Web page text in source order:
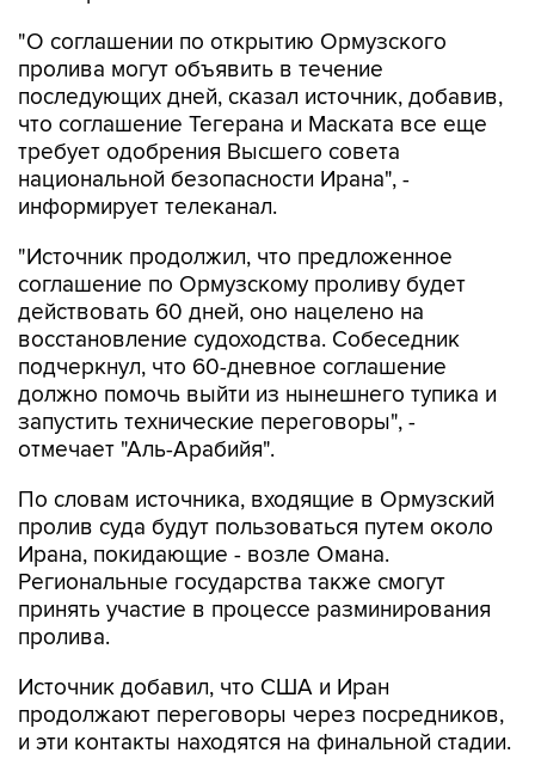
"О соглашении по открытию Ормузского
пролива могут объявить в течение
последующих дней, сказал источник, добавив,
что соглашение Тегерана и Маската все еще
требует одобрения Высшего совета
национальной безопасности Ирана", -
информирует телеканал.
"Источник продолжил, что предложенное
соглашение по Ормузскому проливу будет
действовать 60 дней, оно нацелено на
восстановление судоходства. Собеседник
подчеркнул, что 60-дневное соглашение
должно помочь выйти из нынешнего тупика и
запустить технические переговоры", -
отмечает "Аль-Арабийя".
По словам источника, входящие в Ормузский
пролив суда будут пользоваться путем около
Ирана, покидающие - возле Омана.
Региональные государства также смогут
принять участие в процессе разминирования
пролива.
Источник добавил, что США и Иран
продолжают переговоры через посредников,
и эти контакты находятся на финальной стадии.